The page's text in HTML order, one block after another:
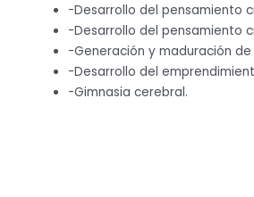
-Desarrollo del pensamiento
-Desarrollo del pensamiento
-Generación y maduración de
-Desarrollo del
-Gimnasia cerebral.